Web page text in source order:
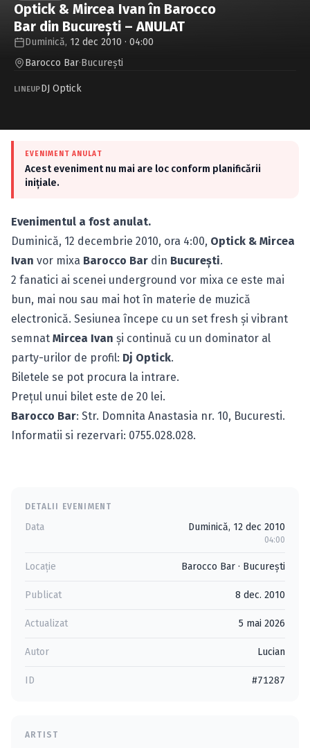
Optick & Mircea Ivan în Barocco
Bar din Bucureşti – ANULAT
Duminică, 12 dec 2010 · 04:00
Barocco Bar·Bucureşti
LINEUPDJ Optick
EVENIMENT ANULAT
Acest eveniment nu mai are loc conform planificării
inițiale.
Evenimentul a fost anulat.
Duminică, 12 decembrie 2010, ora 4:00, Optick & Mircea
Ivan vor mixa Barocco Bar din Bucureşti.
2 fanatici ai scenei underground vor mixa ce este mai
bun, mai nou sau mai hot în materie de muzică
electronică. Sesiunea începe cu un set fresh şi vibrant
semnat Mircea Ivan şi continuă cu un dominator al
party-urilor de profil: Dj Optick.
Biletele se pot procura la intrare.
Preţul unui bilet este de 20 lei.
Barocco Bar: Str. Domnita Anastasia nr. 10, Bucuresti.
Informatii si rezervari: 0755.028.028.
DETALII EVENIMENT
Data Duminică, 12 dec 2010
04:00
Locație Barocco Bar · Bucureşti
Publicat 8 dec. 2010
Actualizat 5 mai 2026
Autor Lucian
ID #71287
ARTIST